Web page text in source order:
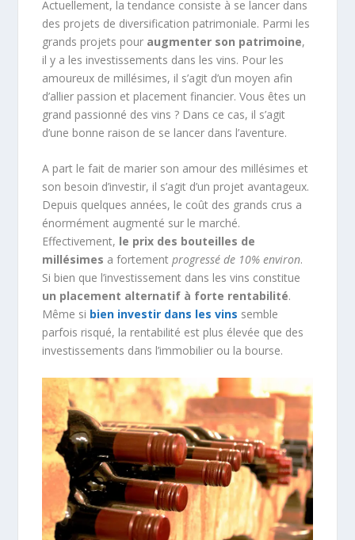
Actuellement, la tendance consiste à se lancer dans
des projets de diversification patrimoniale. Parmi les
grands projets pour augmenter son patrimoine,
il y a les investissements dans les vins. Pour les
amoureux de millésimes, il s’agit d’un moyen afin
d’allier passion et placement financier. Vous êtes un
grand passionné des vins ? Dans ce cas, il s’agit
d’une bonne raison de se lancer dans l’aventure.
A part le fait de marier son amour des millésimes et
son besoin d’investir, il s’agit d’un projet avantageux.
Depuis quelques années, le coût des grands crus a
énormément augmenté sur le marché.
Effectivement, le prix des bouteilles de
millésimes a fortementprogressé de 10% environ.
Si bien que l’investissement dans les vins constitue
un placement alternatif à forte rentabilité.
Même si bien investir dans les vins semble
parfois risqué, la rentabilité est plus élevée que des
investissements dans l’immobilier ou la bourse.